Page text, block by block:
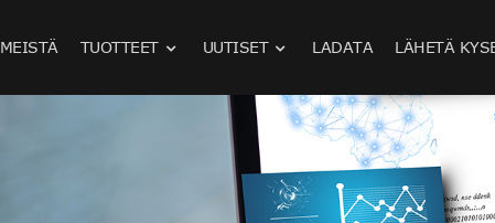
MEISTÄ TUOTTEET UUTISET LADATA LÄHETÄ